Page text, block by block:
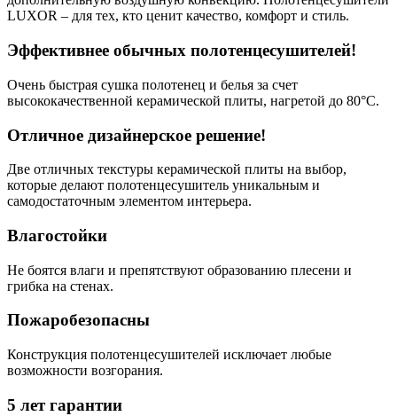
LUXOR – для тех, кто ценит качество, комфорт и стиль.
Эффективнее обычных полотенцесушителей!
Очень быстрая сушка полотенец и белья за счет
высококачественной керамической плиты, нагретой до 80°C.
Отличное дизайнерское решение!
Две отличных текстуры керамической плиты на выбор,
которые делают полотенцесушитель уникальным и
самодостаточным элементом интерьера.
Влагостойки
Не боятся влаги и препятствуют образованию плесени и
грибка на стенах.
Пожаробезопасны
Конструкция полотенцесушителей исключает любые
возможности возгорания.
5 лет гарантии